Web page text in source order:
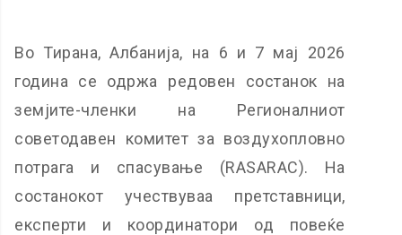
Во Тирана, Албанија, на 6 и 7 мај 2026
година се одржа редовен состанок на
земјите-членки на Регионалниот
советодавен комитет за воздухопловно
потрага и спасување (RASARAC). На
состанокот учествуваа претставници,
експерти и координатори од повеќе